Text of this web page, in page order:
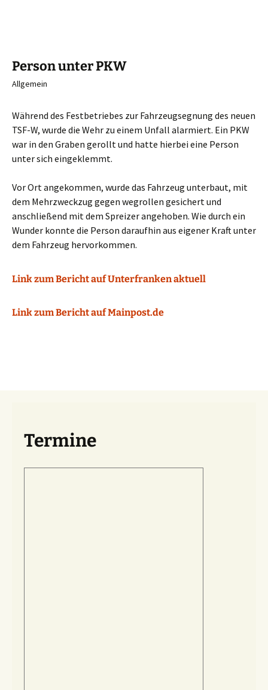
Person unter PKW
Allgemein
Während des Festbetriebes zur Fahrzeugsegnung des neuen
TSF-W, wurde die Wehr zu einem Unfall alarmiert. Ein PKW
war in den Graben gerollt und hatte hierbei eine Person
unter sich eingeklemmt.
Vor Ort angekommen, wurde das Fahrzeug unterbaut, mit
dem Mehrzweckzug gegen wegrollen gesichert und
anschließend mit dem Spreizer angehoben. Wie durch ein
Wunder konnte die Person daraufhin aus eigener Kraft unter
dem Fahrzeug hervorkommen.
Link zum Bericht auf Unterfranken aktuell
Link zum Bericht auf Mainpost.de
Termine